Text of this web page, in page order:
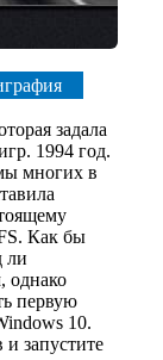
задала
1994 год.
многих в
Как бы
ли
однако
первую
10.
запустите